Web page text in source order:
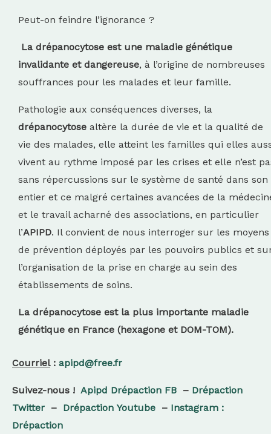
Peut-on feindre l’ignorance ?
La drépanocytose est une maladie génétique
invalidante et dangereuse, à l’origine de nombreuses
souffrances pour les malades et leur famille.
Pathologie aux conséquences diverses, la
drépanocytose altère la durée de vie et la qualité de
vie des malades, elle atteint les familles qui elles
vivent au rythme imposé par les crises et elle n’est
sans répercussions sur le système de santé dans son
entier et ce malgré certaines avancées de la
et le travail acharné des associations, en particulier
l’APIPD. Il convient de nous interroger sur les moyens
de prévention déployés par les pouvoirs publics et
l’organisation de la prise en charge au sein des
établissements de soins.
La drépanocytose est la plus importante maladie
génétique en France (hexagone et DOM-TOM).
Courriel : apipd@free.fr
Suivez-nous ! Apipd Drépaction FB – Drépaction
Twitter – Drépaction Youtube – Instagram :
Drépaction